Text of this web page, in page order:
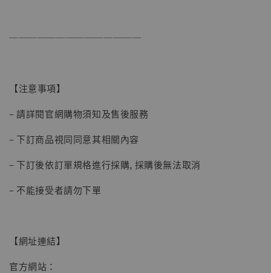
──────────────
【注意事項】
– 請詳閱官網購物須知及售後服務
– 下訂商品視同同意其相關內容
– 下訂後依訂單規格進行採購, 採購後無法取消
– 不能接受者請勿下單
【網址連結】
官方網站：